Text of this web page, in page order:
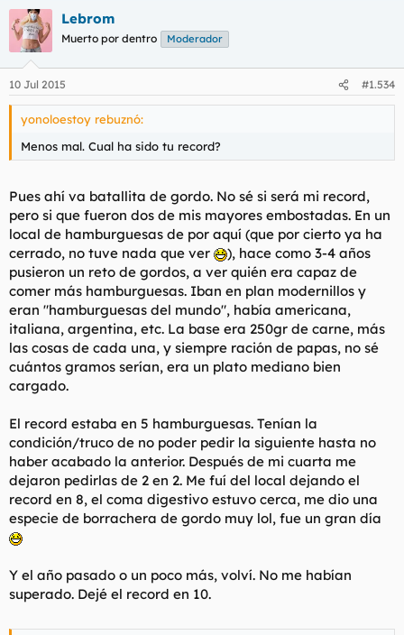
Lebrom
Muerto por dentro Moderador
10 Jul 2015 #1.534
yonoloestoy rebuznó:
Menos mal. Cual ha sido tu record?
Pues ahí va batallita de gordo. No sé si será mi record,
pero si que fueron dos de mis mayores embostadas. En un
local de hamburguesas de por aquí (que por cierto ya ha
cerrado, no tuve nada que ver
), hace como 3-4 años
pusieron un reto de gordos, a ver quién era capaz de
comer más hamburguesas. Iban en plan modernillos y
eran "hamburguesas del mundo", había americana,
italiana, argentina, etc. La base era 250gr de carne, más
las cosas de cada una, y siempre ración de papas, no sé
cuántos gramos serían, era un plato mediano bien
cargado.
El record estaba en 5 hamburguesas. Tenían la
condición/truco de no poder pedir la siguiente hasta no
haber acabado la anterior. Después de mi cuarta me
dejaron pedirlas de 2 en 2. Me fuí del local dejando el
record en 8, el coma digestivo estuvo cerca, me dio una
especie de borrachera de gordo muy lol, fue un gran día
Y el año pasado o un poco más, volví. No me habían
superado. Dejé el record en 10.